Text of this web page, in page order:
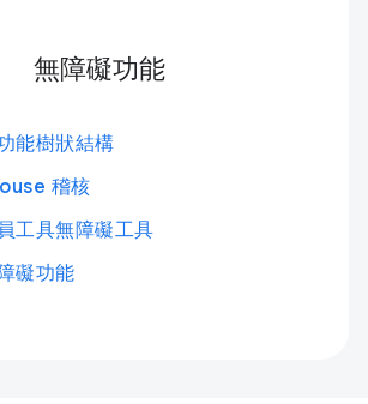
無障礙功能
能樹狀結構
稽核
工具無障礙工具
礙功能